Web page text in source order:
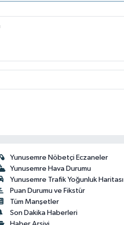
Yunusemre Nöbetçi Eczaneler
Yunusemre Hava Durumu
Yunusemre Trafik Yoğunluk Haritası
Puan Durumu ve Fikstür
Tüm Manşetler
Son Dakika Haberleri